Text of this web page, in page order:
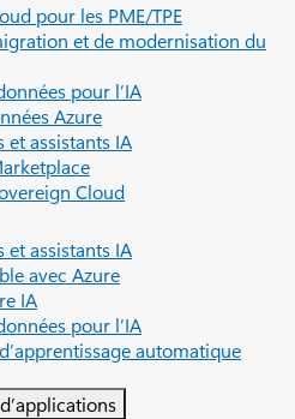
pour les PME/TPE
et de modernisation du
pour l’IA
Azure
et assistants IA
Cloud
et assistants IA
avec Azure
IA
pour l’IA
automatique